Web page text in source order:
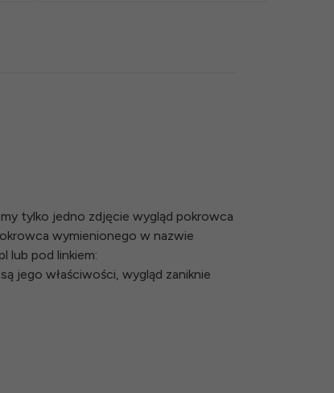
tylko jedno zdjęcie wygląd pokrowca
wymienionego w nazwie
lub pod linkiem:
jego właściwości, wygląd zaniknie